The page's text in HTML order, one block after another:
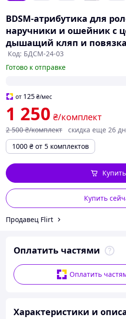
BDSM-атрибутика для
наручники и ошейник с
дышащий кляп и повязка
Код: БДСМ-24-03
Готово к отправке
от 125₴/мес
1 250 ₴/комплект
2 500 ₴/комплект
скидка еще 26
1000 ₴ от 5 комплектов
Купить
Купить
Продавец Flirt
Оплатить частями
Оплатить
Характеристики и